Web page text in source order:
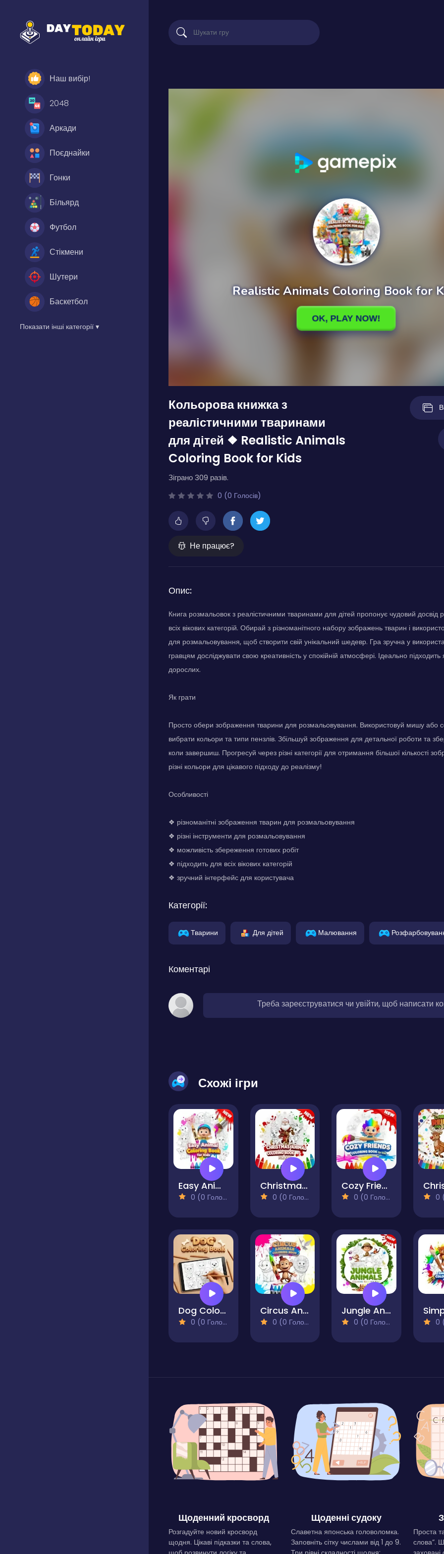
Наш вибір!
2048
Аркади
Поєднайки
Гонки
Більярд
Футбол
Стікмени
Шутери
Баскетбол
Показати інші категорії ▾
Кольорова книжка з
реалістичними тваринами
для дітей ❖ Realistic Animals
Coloring Book for Kids
Зіграно 309 разів.
0 (0 Голосів)
Не працює?
Опис:
Книга розмальовок з реалістичними тваринами для дітей пропонує чудовий досвід
всіх вікових категорій. Обирай з різноманітного набору зображень тварин і
для розмальовування, щоб створити свій унікальний шедевр. Гра зручна у
гравцям досліджувати свою креативність у спокійній атмосфері. Ідеально підходить
дорослих.
Як грати
Просто обери зображення тварини для розмальовування. Використовуй мишу або
вибрати кольори та типи пензлів. Збільшуй зображення для детальної роботи та
коли завершиш. Прогресуй через різні категорії для отримання більшої кількості
різні кольори для цікавого підходу до реалізму!
Особливості
❖ різноманітні зображення тварин для розмальовування
❖ різні інструменти для розмальовування
❖ можливість збереження готових робіт
❖ підходить для всіх вікових категорій
❖ зручний інтерфейс для користувача
Категорії:
Тварини Для дітей Малювання
Коментарі
Треба зареєструватися чи увійти, щоб написати
Схожі ігри
Easy Animal Coloring Book for Kids
0 (0 Голосів)
Christmas Animal Coloring Book for Kids
0 (0 Голосів)
Cozy Friends Coloring Book for Kids
0 (0 Голосів) 0
Dog Coloring Book
0 (0 Голосів)
Circus Animals Coloring Book
0 (0 Голосів)
Jungle Animals Coloring Book for Kids
0 (0 Голосів) 0
Щоденний кросворд
Розгадуйте новий кросворд
щодня. Цікаві підказки та слова,
Щоденні судоку
Славетна японська головоломка.
Заповніть сітку числами від 1 до 9.
Проста
слова”.